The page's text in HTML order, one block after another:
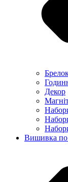
Декор
Вишивка по